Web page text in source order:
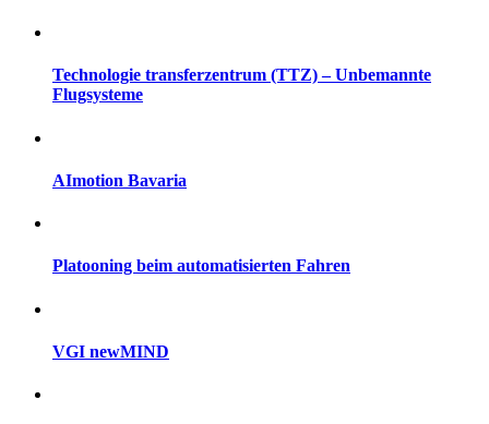
Technologie transferzentrum (TTZ) – Unbemannte
Flugsysteme
AImotion Bavaria
Platooning beim automatisierten Fahren
VGI newMIND